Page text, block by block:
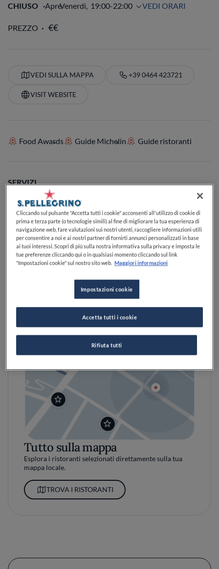
CHIUSO ApreVenerdì, 19:00-22:00 VEDI ORARI
PREZZO
VEDI SULLA MAPPA +39 0464 423721
VISIT WEBSITE
Food Awards Guide Michelin Guide ristoranti
SERVIZI
Buoni dessert
Perfetto per il pranzo
Lista di birre
Carta dei vini
Posti a sedere all'aperto
Adatto ai bambini o alle famiglie
Accetta i cani
Adatto ai gruppi
Tutto sulla mappa
Esplora i ristoranti selezionati direttamente sulla tua
mappa locale.
TROVA I RISTORANTI
Cliccando sul pulsante "Accetta tutti i cookie" acconsenti all'utilizzo di cookie di
prima e terza parte (o tecnologie simili) al fine di migliorare la tua esperienza di
navigazione web, fare valutazioni sui nostri utenti, raccogliere informazioni utili
per consentire a noi e ai nostri partner di fornirti annunci personalizzati in base
ai tuoi interessi. Scopri di più sulla nostra informativa sulla privacy e imposta le
tue preferenze cliccando qui o in qualsiasi momento cliccando sul link
"Impostazioni cookie" sul nostro sito web. Maggiori informazioni
Impostazioni cookie
Rifiuta tutti
Accetta tutti i cookie